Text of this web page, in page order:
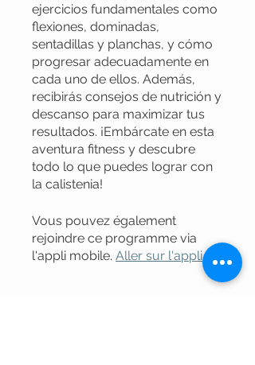
ejercicios fundamentales como
flexiones, dominadas,
sentadillas y planchas, y cómo
progresar adecuadamente en
cada uno de ellos. Además,
recibirás consejos de nutrición y
descanso para maximizar tus
resultados. ¡Embárcate en esta
aventura fitness y descubre
todo lo que puedes lograr con
la calistenia!
Vous pouvez également
rejoindre ce programme via
l'appli mobile. Aller sur l'appli